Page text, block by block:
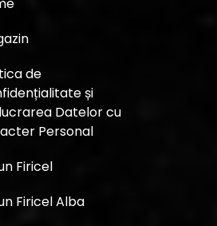
de
și
Datelor cu
Personal
Firicel
Firicel Alba